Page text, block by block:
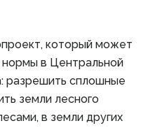
который может
в Центральной
разрешить сплошные
земли лесного
в земли других